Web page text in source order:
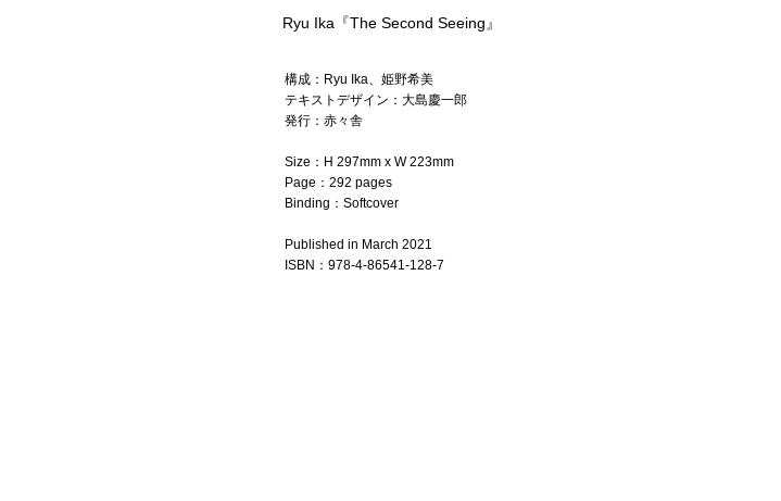
Ryu Ika『The Second Seeing』
構成：Ryu Ika、姫野希美
テキストデザイン：大島慶一郎
発行：赤々舎
Size：H 297mm x W 223mm
Page：292 pages
Binding：Softcover
Published in March 2021
ISBN ： 978-4-86541-128-7